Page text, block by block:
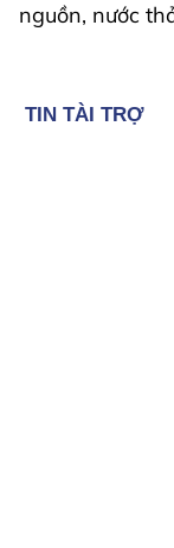
nguồn, nước